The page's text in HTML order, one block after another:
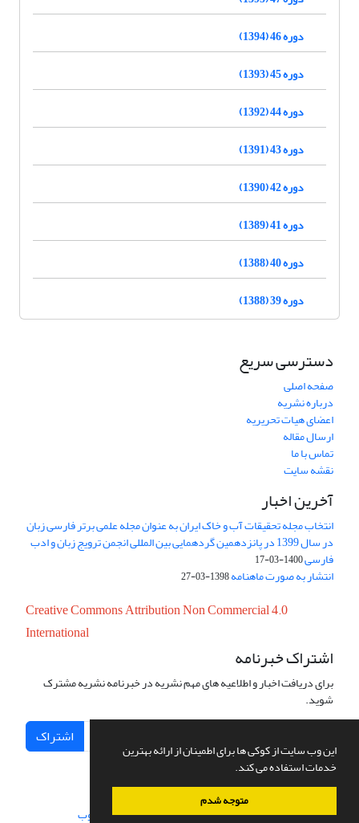
این وب سایت از کوکی ها برای اطمینان از ارائه بهترین
خدمات استفاده می کند.
متوجه شدم
دوره 46 (1394)
دوره 45 (1393)
دوره 44 (1392)
دوره 43 (1391)
دوره 42 (1390)
دوره 41 (1389)
دوره 40 (1388)
دوره 39 (1388)
دسترسی سریع
صفحه اصلی
درباره نشریه
اعضای هیات تحریریه
ارسال مقاله
تماس با ما
نقشه سایت
آخرین اخبار
انتخاب مجله تحقیقات آب و خاک ایران به عنوان مجله علمی برتر فارسی زبان
در سال 1399 در پانزدهمین گردهمایی بین المللی انجمن ترویج زبان و ادب
فارسی1400-03-17
انتشار به صورت ماهنامه1398-03-27
Creative Commons Attribution Non Commercial 4.0
International
اشتراک خبرنامه
برای دریافت اخبار و اطلاعیه های مهم نشریه در خبرنامه نشریه مشترک
شوید.
اشتراک
سامانه مدیریت نشریات علمی.طراحی و پیاده سازی از سیناوب